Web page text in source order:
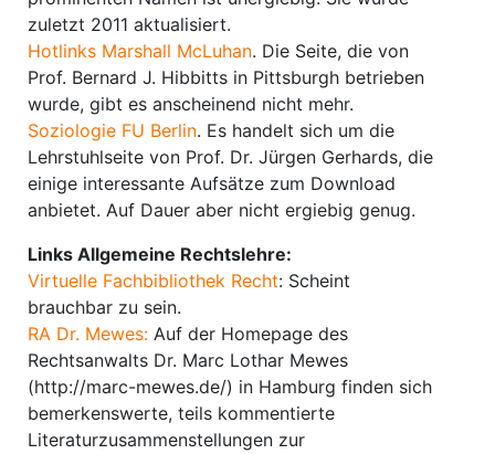
zuletzt 2011 aktualisiert.
Hotlinks Marshall McLuhan. Die Seite, die von
Prof. Bernard J. Hibbitts in Pittsburgh betrieben
wurde, gibt es anscheinend nicht mehr.
Soziologie FU Berlin. Es handelt sich um die
Lehrstuhlseite von Prof. Dr. Jürgen Gerhards, die
einige interessante Aufsätze zum Download
anbietet. Auf Dauer aber nicht ergiebig genug.
Links Allgemeine Rechtslehre:
Virtuelle Fachbibliothek Recht: Scheint
brauchbar zu sein.
RA Dr. Mewes: Auf der Homepage des
Rechtsanwalts Dr. Marc Lothar Mewes
(http://marc-mewes.de/) in Hamburg finden sich
bemerkenswerte, teils kommentierte
Literaturzusammenstellungen zur